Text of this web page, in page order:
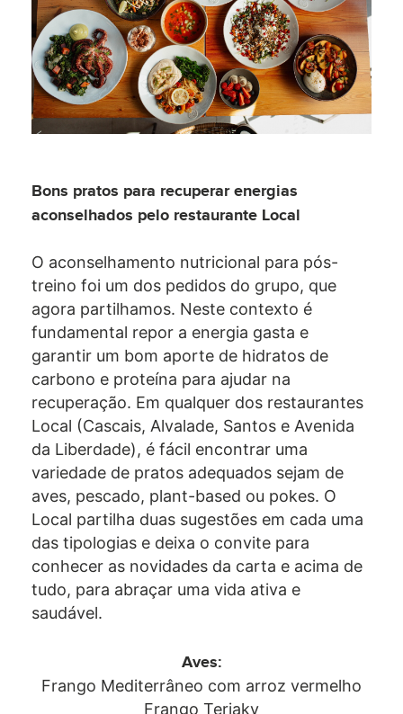
Bons pratos para recuperar energias
aconselhados pelo restaurante Local
O aconselhamento nutricional para pós-
treino foi um dos pedidos do grupo, que
agora partilhamos. Neste contexto é
fundamental repor a energia gasta e
garantir um bom aporte de hidratos de
carbono e proteína para ajudar na
recuperação. Em qualquer dos restaurantes
Local (Cascais, Alvalade, Santos e Avenida
da Liberdade), é fácil encontrar uma
variedade de pratos adequados sejam de
aves, pescado, plant-based ou pokes. O
Local partilha duas sugestões em cada uma
das tipologias e deixa o convite para
conhecer as novidades da carta e acima de
tudo, para abraçar uma vida ativa e
saudável.
Aves:
Frango Mediterrâneo com arroz vermelho
Frango Teriaky